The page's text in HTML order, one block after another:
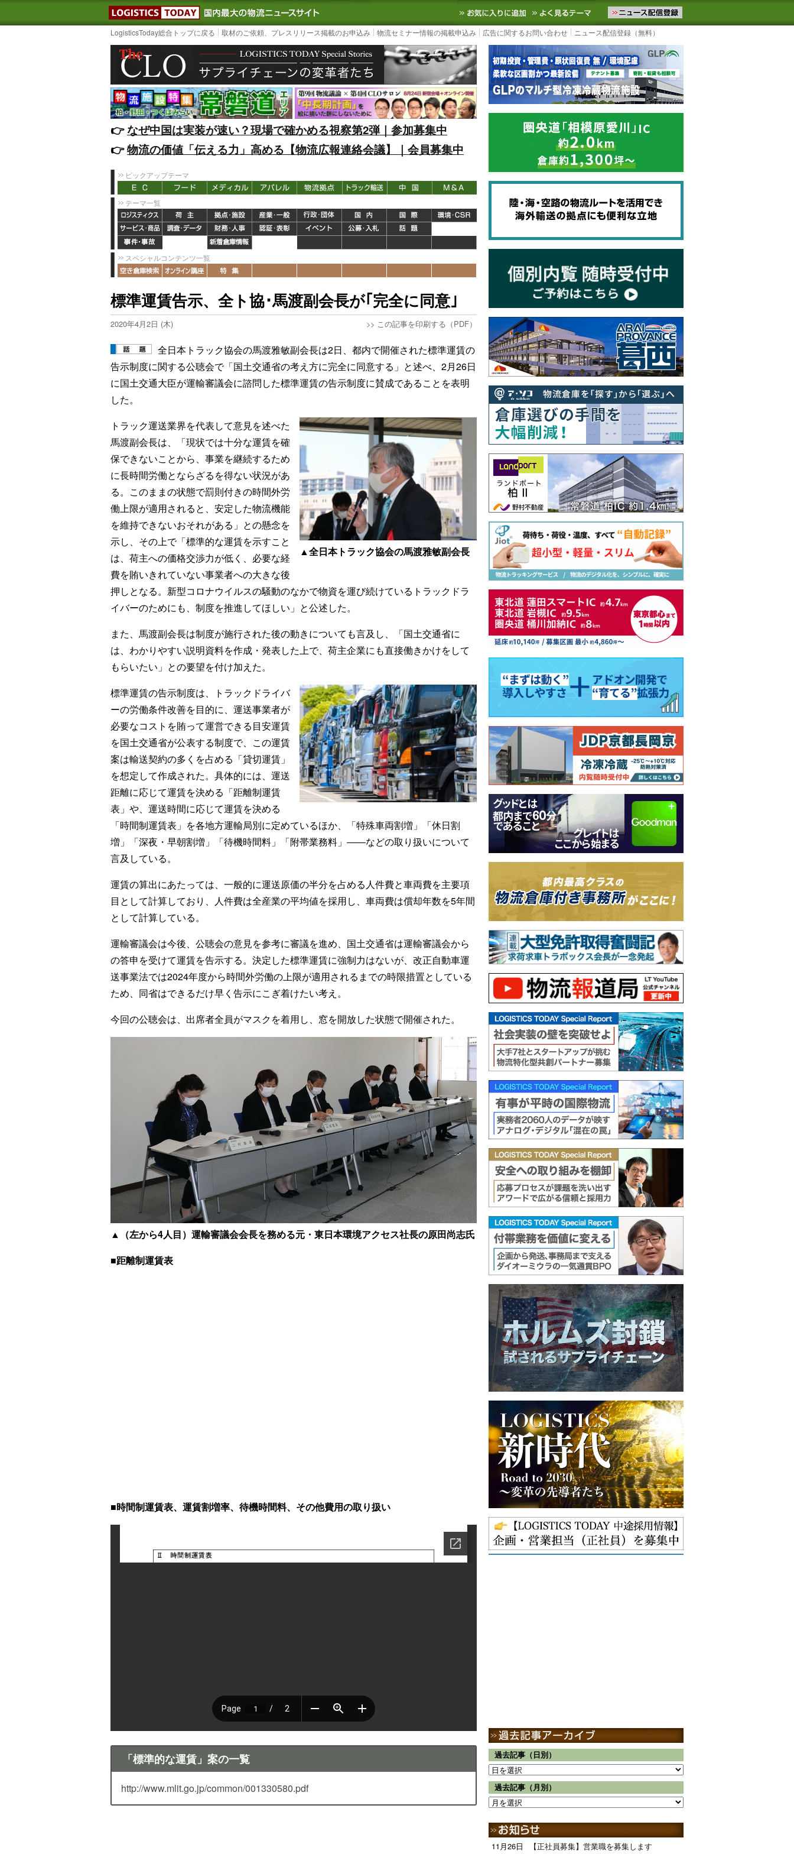
LOGISTICS TODAY｜国内最大の物流ニュースサイト3PL, SCMなど国内外の最新の物流ニュースをお届けします。物流ニュースメール配信を登録す
お気に入りに追加 よく見るテーマ
LogisticsToday総合トップに戻る 取材のご依頼、プレスリリース掲載のお申込み 物流セミナー情報の掲載申込み 広告に関するお問い合わせ ニュース配信登録（無料）
👉️なぜ中国は実装が速い？現場で確かめる視察第2弾｜参加募集中
👉️物流の価値「伝える力」高める【物流広報連絡会議】｜会員募集中
ピックアップテーマ
テーマ一覧
スペシャルコンテンツ一覧
標準運賃告示、全ト協･馬渡副会長が｢完全に同意｣
2020年4月2日 (木) >> この記事を印刷する（PDF）
全日本トラック協会の馬渡雅敏副会長は2日、都内で開催された標準運賃の
告示制度に関する公聴会で「国土交通省の考え方に完全に同意する」と述べ、2月26日
に国土交通大臣が運輸審議会に諮問した標準運賃の告示制度に賛成であることを表明
した。
▲全日本トラック協会の馬渡雅敏副会長
トラック運送業界を代表して意見を述べた
馬渡副会長は、「現状では十分な運賃を確
保できないことから、事業を継続するため
に長時間労働とならざるを得ない状況があ
る。このままの状態で罰則付きの時間外労
働上限が適用されると、安定した物流機能
を維持できないおそれがある」との懸念を
示し、その上で「標準的な運賃を示すこと
は、荷主への価格交渉力が低く、必要な経
費を賄いきれていない事業者への大きな後
押しとなる。新型コロナウイルスの騒動のなかで物資を運び続けているトラックドラ
イバーのためにも、制度を推進してほしい」と公述した。
また、馬渡副会長は制度が施行された後の動きについても言及し、「国土交通省に
は、わかりやすい説明資料を作成・発表した上で、荷主企業にも直接働きかけをして
もらいたい」との要望を付け加えた。
標準運賃の告示制度は、トラックドライバ
ーの労働条件改善を目的に、運送事業者が
必要なコストを賄って運営できる目安運賃
を国土交通省が公表する制度で、この運賃
案は輸送契約の多くを占める「貸切運賃」
を想定して作成された。具体的には、運送
距離に応じて運賃を決める「距離制運賃
表」や、運送時間に応じて運賃を決める
「時間制運賃表」を各地方運輸局別に定めているほか、「特殊車両割増」「休日割
増」「深夜・早朝割増」「待機時間料」「附帯業務料」――などの取り扱いについて
言及している。
運賃の算出にあたっては、一般的に運送原価の半分を占める人件費と車両費を主要項
目として計算しており、人件費は全産業の平均値を採用し、車両費は償却年数を5年間
として計算している。
運輸審議会は今後、公聴会の意見を参考に審議を進め、国土交通省は運輸審議会から
の答申を受けて運賃を告示する。決定した標準運賃に強制力はないが、改正自動車運
送事業法では2024年度から時間外労働の上限が適用されるまでの時限措置としている
ため、同省はできるだけ早く告示にこぎ着けたい考え。
今回の公聴会は、出席者全員がマスクを着用し、窓を開放した状態で開催された。
▲（左から4人目）運輸審議会会長を務める元・東日本環境アクセス社長の原田尚志氏
■距離制運賃表
■時間制運賃表、運賃割増率、待機時間料、その他費用の取り扱い
「標準的な運賃」案の一覧
http://www.mlit.go.jp/common/001330580.pdf
過去記事（日別）
過去記事（月別）
11月26日 【正社員募集】営業職を募集します